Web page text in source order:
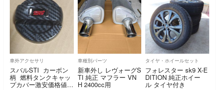
車外アクセサリ
スバルSTI カーボン
柄 燃料タンクキャッ
プカバー激安価格値引
車種別パーツ
新車外し レヴォーグS
TI 純正 マフラー VN
H 2400cc用
タイヤ・ホイールセット
フォレスター sk9 X-E
DITION 純正ホイー
ル タイヤ付き